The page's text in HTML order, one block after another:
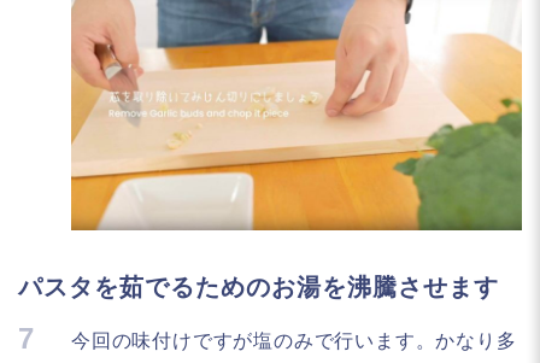
パスタを茹でるためのお湯を沸騰させます
7
今回の味付けですが塩のみで行います。かなり多